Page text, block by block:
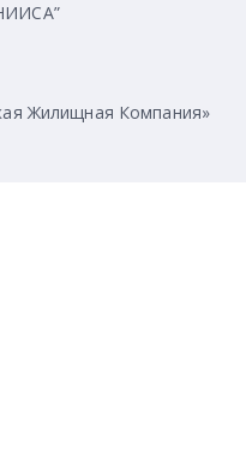
Жилищная Компания»